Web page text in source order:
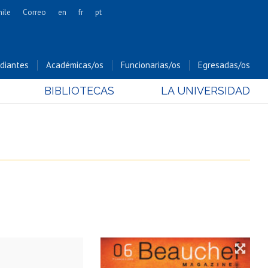
Cs. Forestales y Conservación
Cs. Sociales
Correo en fr pt
Académicas/os Funcionarias/os Egresadas/os
BIBLIOTECAS LA UNIVERSIDAD